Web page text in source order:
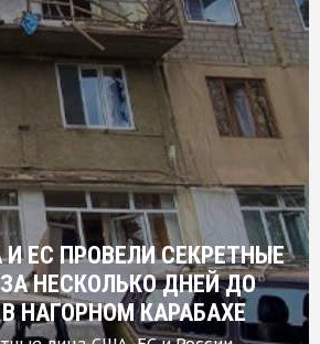
ЕС ПРОВЕЛИ СЕКРЕТНЫЕ
НЕСКОЛЬКО ДНЕЙ ДО
НАГОРНОМ КАРАБАХЕ